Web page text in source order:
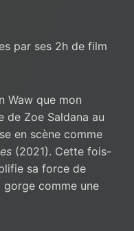
par ses 2h de film
Waw que mon
de Zoe Saldana au
en scène comme
(2021). Cette fois-
sa force de
gorge comme une